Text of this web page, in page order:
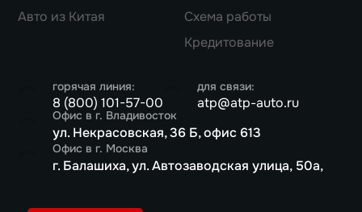
Авто из Китая
Схема работы
Кредитование
горячая линия:
8 (800) 101-57-00
для связи:
atp@atp-auto.ru
Офис в г. Владивосток
ул. Некрасовская, 36 Б, офис 613
Офис в г. Москва
г. Балашиха, ул. Автозаводская улица, 50а,